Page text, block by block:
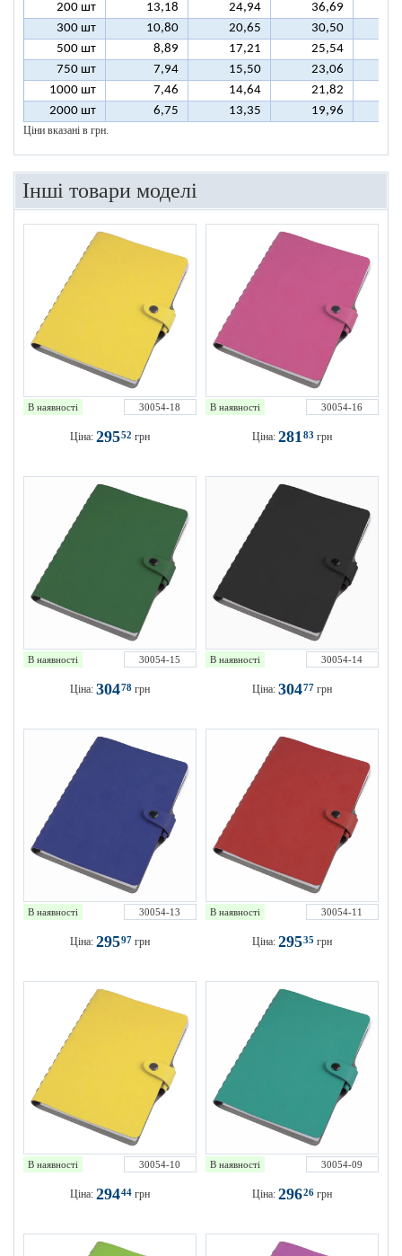
200 шт 13,18 24,94 36,69
300 шт
10,80 20,65 30,50
500 шт
8,89 17,21 25,54
750 шт
7,94 15,50 23,06
1000 шт
7,46 14,64 21,82
2000 шт
6,75 13,35 19,96
Ціни вказані в грн.
Інші товари моделі
В наявності 30054-18
Ціна: 29552 грн
В наявності 30054-16
Ціна: 28183 грн
В наявності 30054-15
Ціна: 30478 грн
В наявності 30054-14
Ціна: 30477 грн
В наявності 30054-13
Ціна: 29597 грн
В наявності 30054-11
Ціна: 29535 грн
В наявності 30054-10
Ціна: 29444 грн
В наявності 30054-09
Ціна: 29626 грн